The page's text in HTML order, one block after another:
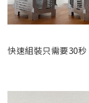
快速組裝只需要30秒